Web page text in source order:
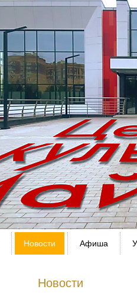
Новости Афиша
Новости